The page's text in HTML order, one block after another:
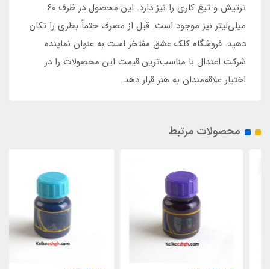
ترتیش و تیغ کاری را نیز دارد. این محصول در ظرف ۶۰
میلی‌لیتر نیز موجود است. قبل از مصرف حتماً بطری را تکان
دهید. فروشگاه کلک عشق مفتخر است به عنوان نماینده
شرکت اعتدال با مناسب‌ترین قیمت این محصولات را در
اختیار علاقه‌مندان به هنر قرار دهد.
محصولات مرتبط